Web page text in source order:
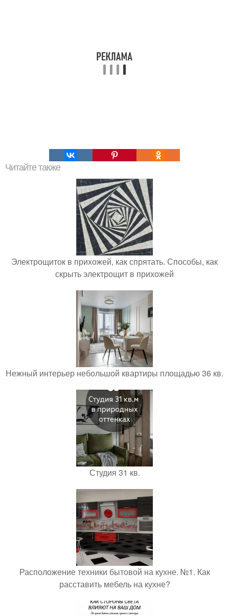
Читайте также
Электрощиток в прихожей, как спрятать. Способы, как
скрыть электрощит в прихожей
Нежный интерьер небольшой квартиры площадью 36 кв.
Студия 31 кв.
Расположение техники бытовой на кухне. №1. Как
расставить мебель на кухне?